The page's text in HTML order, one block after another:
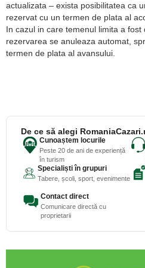
actualizata – exista posibilitatea ca
rezervat cu un termen de plata al
In cazul in care temenul limita a fost
rezervarea se anuleaza automat,
termen de plata al avansului.
De ce să alegi
Cunoaștem locurile
Peste 20 de ani de experiență
în turism
Specialiști în grupuri
Tabere, școli, sport, evenimente
Contact direct
Comunicare directă cu
proprietarii